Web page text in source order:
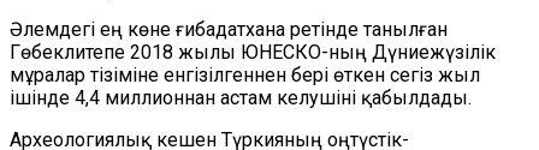
Әлемдегі ең көне ғибадатхана ретінде танылған
Гөбеклитепе 2018 жылы ЮНЕСКО-ның Дүниежүзілік
мұралар тізіміне енгізілгеннен бері өткен сегіз жыл
ішінде 4,4 миллионнан астам келушіні қабылдады.
Археологиялық кешен Түркияның оңтүстік-